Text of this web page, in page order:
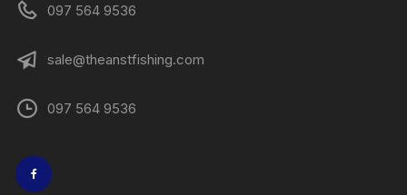
097 564 9536
sale@theanstfishing.com
097 564 9536